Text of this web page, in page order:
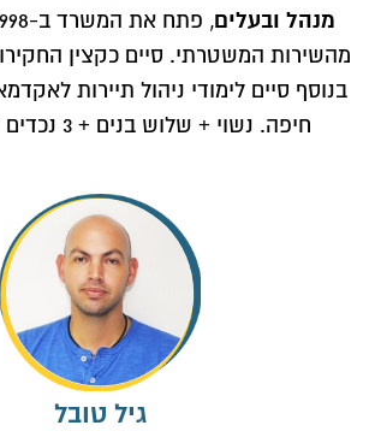
מנהל ובעלים
מהשירות המשטרתי. סיים כקצין
בנוסף סיים לימודי ניהול תיירות
חיפה. נשוי + שלוש בנים + 3 נכדים ונסיכה אחת.
גיל טובל